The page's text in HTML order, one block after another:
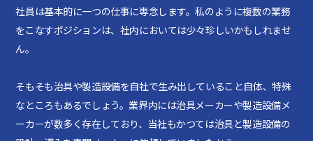
社員は基本的に一つの仕事に専念します。私のように複数の業務
をこなすポジションは、社内においては少々珍しいかもしれませ
ん。
そもそも治具や製造設備を自社で生み出していること自体、特殊
なところもあるでしょう。業界内には治具メーカーや製造設備メ
ーカーが数多く存在しており、当社もかつては治具と製造設備の